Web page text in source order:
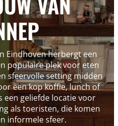
Eindhoven herbergt een
populaire plek voor eten
sfeervolle setting midden
een kop koffie, lunch of
een geliefde locatie voor
als toeristen, die komen
informele sfeer.